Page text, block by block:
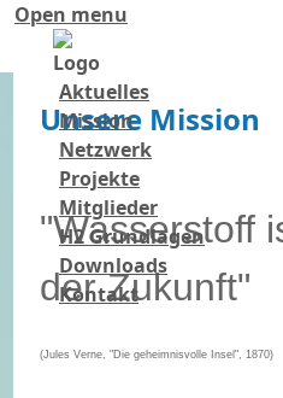
Open menu
Aktuelles
Mission
Netzwerk
Projekte
Mitglieder
H2 Grundlagen
Downloads
Kontakt
Unsere Mission
"Wasserstoff
der Zukunft"
(Jules Verne, "Die geheimnisvolle Insel", 1870)